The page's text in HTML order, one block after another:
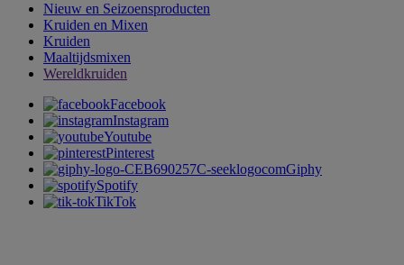
Nieuw en Seizoensproducten
Kruiden en Mixen
Kruiden
Maaltijdsmixen
Wereldkruiden
Facebook
Instagram
Youtube
Pinterest
Giphy
Spotify
TikTok